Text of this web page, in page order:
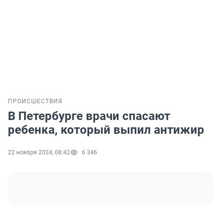
ПРОИСШЕСТВИЯ
В Петербурге врачи спасают
ребенка, который выпил антижир
22 ноября 2024, 08:42 6 346